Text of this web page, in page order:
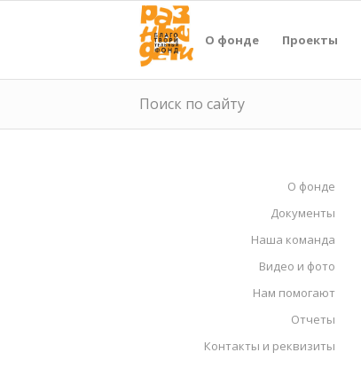
О фонде Проекты
Поиск по сайту
О фонде
Документы
Наша команда
Видео и фото
Нам помогают
Отчеты
Контакты и реквизиты